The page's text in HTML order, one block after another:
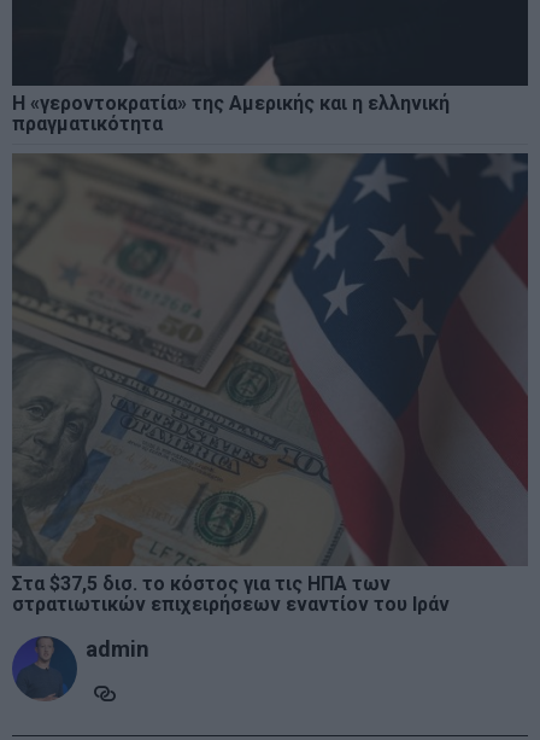
Η «γεροντοκρατία» της Αμερικής και η ελληνική
πραγματικότητα
Στα $37,5 δισ. το κόστος για τις ΗΠΑ των
στρατιωτικών επιχειρήσεων εναντίον του Ιράν
admin